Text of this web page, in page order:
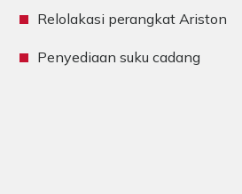
Relolakasi perangkat Ariston
Penyediaan suku cadang